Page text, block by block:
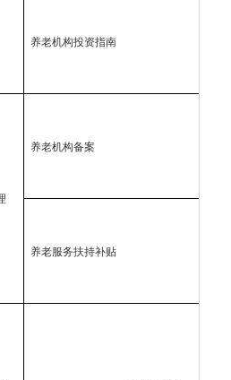
养老机构投资指南
养老机构备案
养老服务扶持补贴